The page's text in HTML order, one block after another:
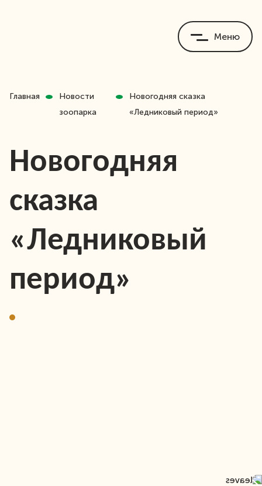
Меню
Главная
Новости
зоопарка
Новогодняя сказка
«Ледниковый период»
Новогодняя
сказка
«Ледниковый
период»